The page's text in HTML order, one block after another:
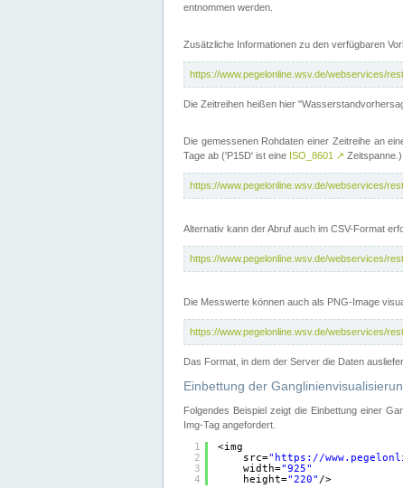
entnommen werden.
Zusätzliche Informationen zu den verfügbaren
https://www.pegelonline.wsv.de/webservices/
Die Zeitreihen heißen hier
Die gemessenen Rohdaten einer Zeitreihe an
Tage ab ('P15D' ist eine ISO_8601 ↗
https://www.pegelonline.wsv.de/webservices/
Alternativ kann der Abruf auch im CSV-Format
https://www.pegelonline.wsv.de/webservices/
Die Messwerte können auch als PNG-Image
https://www.pegelonline.wsv.de/webservices/
Das Format, in dem der Server die Daten
Einbettung der
Folgendes Beispiel zeigt die Einbettung einer
Img-Tag angefordert.
1
2
3
4
<img
src=" https://
width="925"
height="220" />